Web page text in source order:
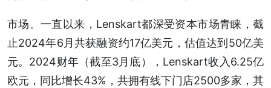
市场。一直以来，Lenskart都深受资本市场青睐，截
止2024年6月共获融资约17亿美元，估值达到50亿美
元。2024财年（截至3月底），Lenskart收入6.25亿
欧元，同比增长43%，共拥有线下门店2500多家，其